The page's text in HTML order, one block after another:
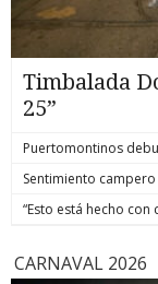
Timbalada
25”
Puertomontinos
Sentimiento
“Esto está hecho
CARNAVAL 2026